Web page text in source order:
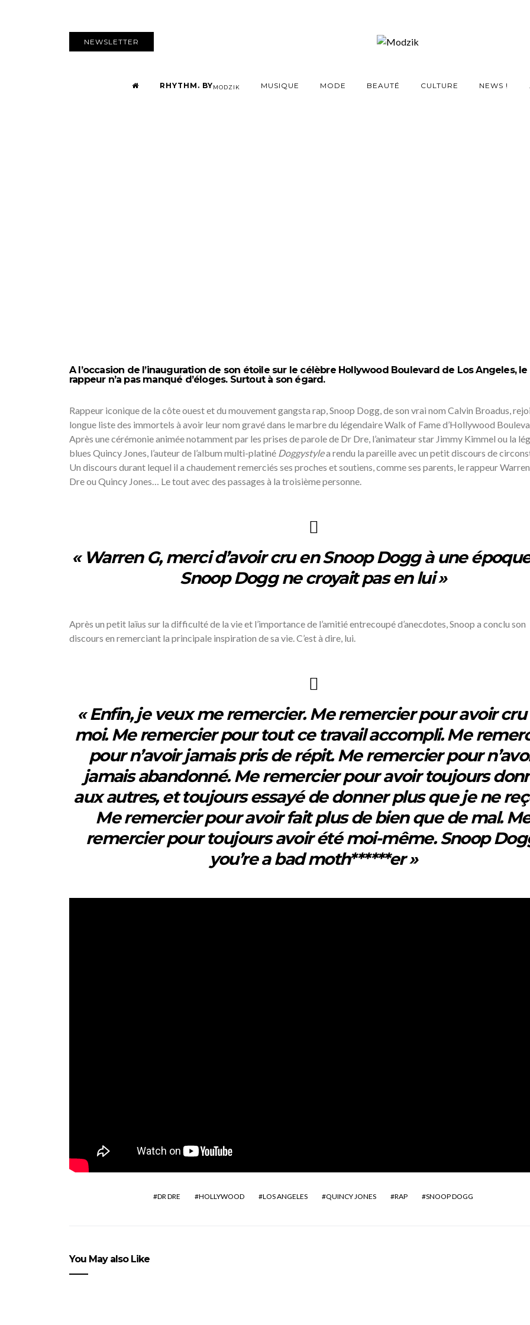
NEWSLETTER
RHYTHM. BYMODZIK MUSIQUE MODE BEAUTÉ CULTURE NEWS !
A l’occasion de l’inauguration de son étoile sur le célèbre Hollywood Boulevard de Los Angeles, le
rappeur n’a pas manqué d’éloges. Surtout à son égard.
Rappeur iconique de la côte ouest et du mouvement gangsta rap, Snoop Dogg, de son vrai nom Calvin Broadus,
longue liste des immortels à avoir leur nom gravé dans le marbre du légendaire Walk of Fame d’Hollywood
Après une cérémonie animée notamment par les prises de parole de Dr Dre, l’animateur star Jimmy Kimmel ou la
blues Quincy Jones, l’auteur de l’album multi-platiné Doggystylea rendu la pareille avec un petit discours de
Un discours durant lequel il a chaudement remerciés ses proches et soutiens, comme ses parents, le rappeur
Dre ou Quincy Jones… Le tout avec des passages à la troisième personne.
« Warren G, merci d’avoir cru en Snoop Dogg à une
Snoop Dogg ne croyait pas en lui »
Après un petit laïus sur la difficulté de la vie et l’importance de l’amitié entrecoupé d’anecdotes, Snoop a conclu son
discours en remerciant la principale inspiration de sa vie. C’est à dire, lui.
« Enfin, je veux me remercier. Me remercier pour avoir cru
moi. Me remercier pour tout ce travail accompli. Me
pour n’avoir jamais pris de répit. Me remercier pour
jamais abandonné. Me remercier pour avoir toujours
aux autres, et toujours essayé de donner plus que je ne
Me remercier pour avoir fait plus de bien que de mal.
remercier pour toujours avoir été moi-même. Snoop
you’re a bad moth******er »
DR DRE HOLLYWOOD LOS ANGELES QUINCY JONES RAP SNOOP DOGG
You May also Like